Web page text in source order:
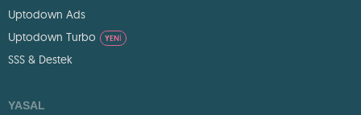
Uptodown Ads
Uptodown Turbo
YENI
SSS & Destek
YASAL